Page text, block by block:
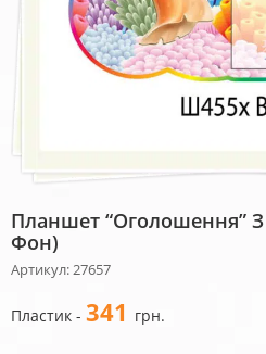
Планшет “Оголошення”
Фон)
Артикул: 27657
Пластик - 341 грн.